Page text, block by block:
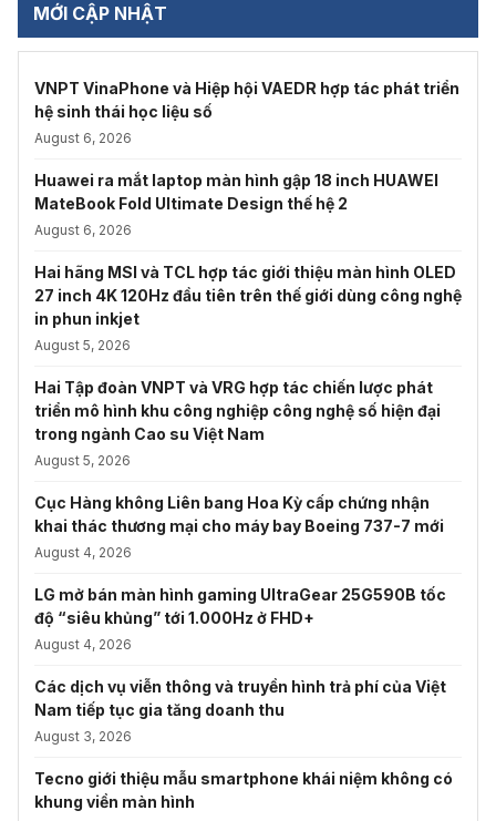
MỚI CẬP NHẬT
VNPT VinaPhone và Hiệp hội VAEDR hợp tác phát triển
hệ sinh thái học liệu số
August 6, 2026
Huawei ra mắt laptop màn hình gập 18 inch HUAWEI
MateBook Fold Ultimate Design thế hệ 2
August 6, 2026
Hai hãng MSI và TCL hợp tác giới thiệu màn hình OLED
27 inch 4K 120Hz đầu tiên trên thế giới dùng công nghệ
in phun inkjet
August 5, 2026
Hai Tập đoàn VNPT và VRG hợp tác chiến lược phát
triển mô hình khu công nghiệp công nghệ số hiện đại
trong ngành Cao su Việt Nam
August 5, 2026
Cục Hàng không Liên bang Hoa Kỳ cấp chứng nhận
khai thác thương mại cho máy bay Boeing 737-7 mới
August 4, 2026
LG mở bán màn hình gaming UltraGear 25G590B tốc
độ “siêu khủng” tới 1.000Hz ở FHD+
August 4, 2026
Các dịch vụ viễn thông và truyền hình trả phí của Việt
Nam tiếp tục gia tăng doanh thu
August 3, 2026
Tecno giới thiệu mẫu smartphone khái niệm không có
khung viền màn hình